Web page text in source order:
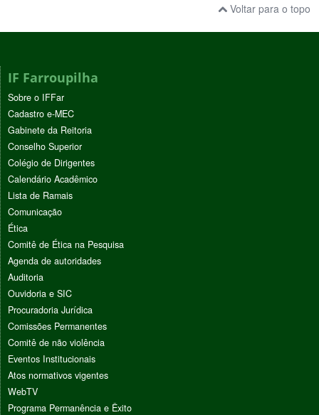
Voltar para o topo
IF Farroupilha
Sobre o IFFar
Cadastro e-MEC
Gabinete da Reitoria
Conselho Superior
Colégio de Dirigentes
Calendário Acadêmico
Lista de Ramais
Comunicação
Ética
Comitê de Ética na Pesquisa
Agenda de autoridades
Auditoria
Ouvidoria e SIC
Procuradoria Jurídica
Comissões Permanentes
Comitê de não violência
Eventos Institucionais
Atos normativos vigentes
WebTV
Programa Permanência e Êxito